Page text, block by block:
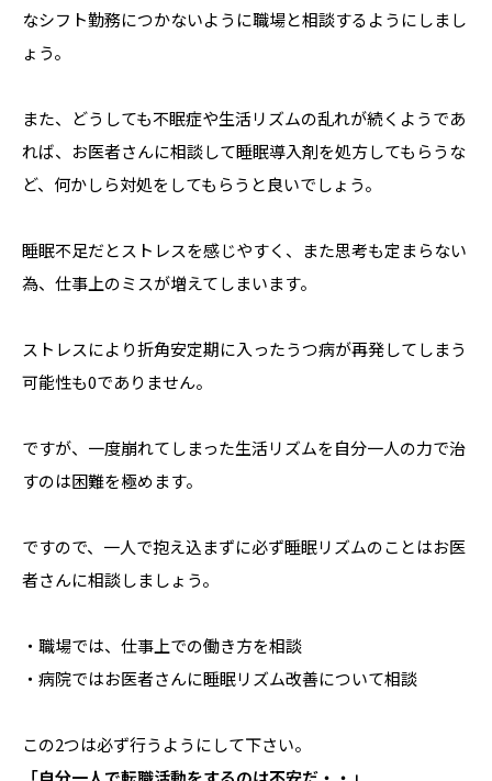
なシフト勤務につかないように職場と相談するようにしまし
ょう。
また、どうしても不眠症や生活リズムの乱れが続くようであ
れば、お医者さんに相談して睡眠導入剤を処方してもらうな
ど、何かしら対処をしてもらうと良いでしょう。
睡眠不足だとストレスを感じやすく、また思考も定まらない
為、仕事上のミスが増えてしまいます。
ストレスにより折角安定期に入ったうつ病が再発してしまう
可能性も0でありません。
ですが、一度崩れてしまった生活リズムを自分一人の力で治
すのは困難を極めます。
ですので、一人で抱え込まずに必ず睡眠リズムのことはお医
者さんに相談しましょう。
・職場では、仕事上での働き方を相談
・病院ではお医者さんに睡眠リズム改善について相談
この2つは必ず行うようにして下さい。